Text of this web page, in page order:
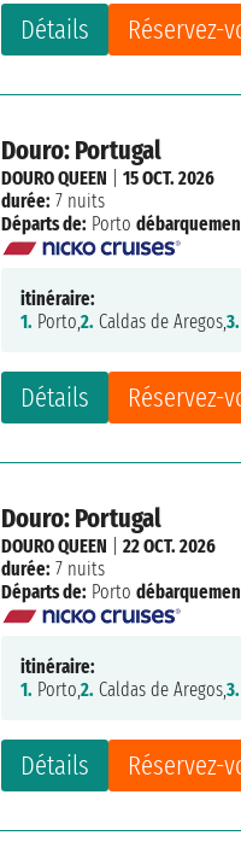
Détails Réservez-
Douro: Portugal
Détails Réservez-
DOURO QUEEN |15 OCT. 2026
durée: 7 nuits
Départs de: Porto
itinéraire:
1. Porto,2. Caldas de Aregos,3.
Douro: Portugal
Détails Réservez-
DOURO QUEEN |22 OCT. 2026
durée: 7 nuits
Départs de: Porto
itinéraire:
1. Porto,2. Caldas de Aregos,3.